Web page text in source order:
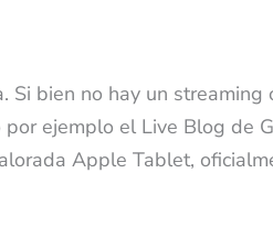
Si bien no hay un streaming
ejemplo el Live Blog de
Apple Tablet,